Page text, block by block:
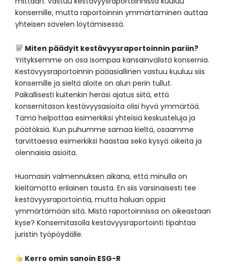
konsernille, mutta raportoinnin ymmärtäminen auttaa
yhteisen sävelen löytämisessä.
Miten päädyit kestävyysraportoinnin pariin?
Yrityksemme on osa isompaa kansainvälistä konsernia.
Kestävyysraportoinnin pääasiallinen vastuu kuuluu siis
konsernille ja sieltä aloite on alun perin tullut.
Paikallisesti kuitenkin heräsi ajatus siitä, että
konsernitason kestävyysasioita olisi hyvä ymmärtää.
Tämä helpottaa esimerkiksi yhteisiä keskusteluja ja
päätöksiä. Kun puhumme samaa kieltä, osaamme
tarvittaessa esimerkiksi haastaa sekä kysyä oikeita ja
olennaisia asioita.
Huomasin valmennuksen aikana, että minulla on
kieltämättä erilainen tausta. En siis varsinaisesti tee
kestävyysraportointia, mutta haluan oppia
ymmärtämään sitä. Mistä raportoinnissa on oikeastaan
kyse? Konsernitasolla kestävyysraportointi tipahtaa
juristin työpöydälle.
Kerro omin sanoin ESG-R